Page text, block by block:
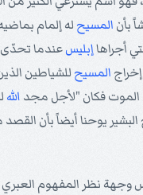
بأن المسيح له إلمام
أجراهاإبليسعندما تحدّى
المسيح للشياطين
الموت فكان "لأجل مجد الله
يوحنا أيضاً بأن القصد
وجهة نظر المفهوم